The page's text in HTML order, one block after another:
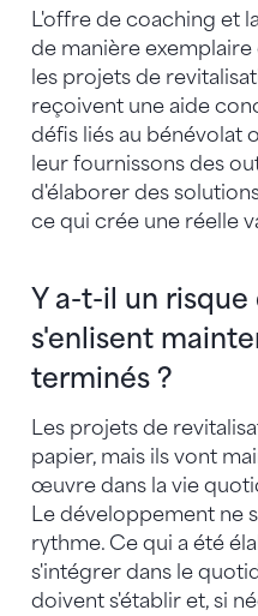
L'offre de coaching et
de manière
les projets de
reçoivent une aide
défis liés au bénévolat
leur fournissons des
d'élaborer des
ce qui crée une réelle
Y a-t-il un
s'enlisent
terminés ?
Les projets de
papier, mais ils vont
œuvre dans la vie
Le développement ne
rythme. Ce qui a été
s'intégrer dans le
doivent s'établir et, si